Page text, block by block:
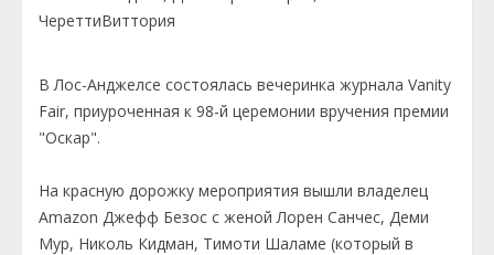
В Лос-Анджелсе состоялась вечеринка журнала Vanity
Fair, приуроченная к 98-й церемонии вручения премии
"Оскар".
На красную дорожку мероприятия вышли владелец
Amazon Джефф Безос с женой Лорен Санчес, Деми
Мур, Николь Кидман, Тимоти Шаламе (который в